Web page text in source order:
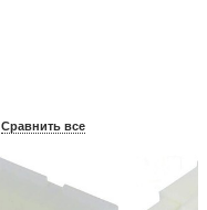
Сравнить все